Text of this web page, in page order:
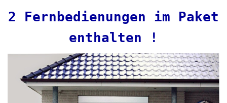
2 Fernbedienungen im Paket
enthalten !